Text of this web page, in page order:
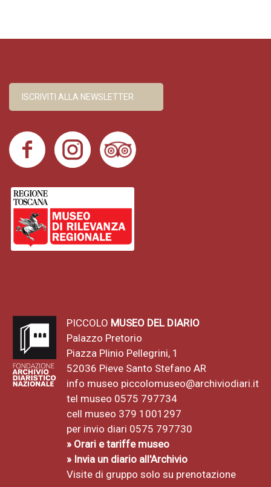
ISCRIVITI ALLA NEWSLETTER
PICCOLO MUSEO DEL DIARIO
Palazzo Pretorio
Piazza Plinio Pellegrini, 1
52036 Pieve Santo Stefano AR
info museo piccolomuseo@archiviodiari.it
tel museo 0575 797734
cell museo 379 1001297
per invio diari 0575 797730
» Orari e tariffe museo
» Invia un diario all'Archivio
Visite di gruppo solo su prenotazione